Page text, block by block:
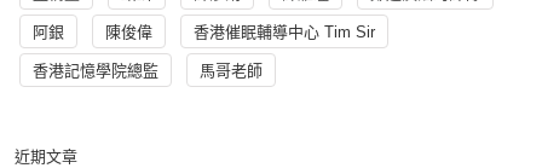
阿銀 陳俊偉 香港催眠輔導中心 Tim Sir
香港記憶學院總監 馬哥老師
近期文章